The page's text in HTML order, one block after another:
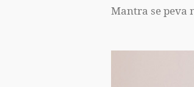
Mantra se peva